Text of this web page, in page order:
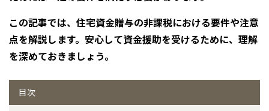
冷暖房標準装備
24時間対応コールセンター
デザイン賞各種受賞
セントラルヒーティング
暮らし方提案
住まいのコラム
住まいのお手入れ集
高い信頼性
ギャラリー
会社情報 トップ
代表ごあいさつ
お問い合わせ
この記事では、住宅資金贈与の非課税における要件や注意
点を解説します。安心して資金援助を受けるために、理解
を深めておきましょう。
目次